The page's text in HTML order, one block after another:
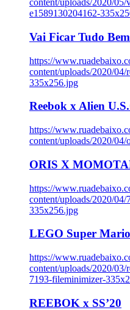
content/uploads/2020/
e1589130204162-
Vai Ficar Tudo Bem
https://
content/uploads/2020/
335x256.jpg
Reebok x Alien
https://
content/uploads/2020/
ORIS X
https://
content/uploads/2020/
335x256.jpg
LEGO Super Mario
https://
content/uploads/2020/03/
7193-fileminimizer-
REEBOK x SS’20